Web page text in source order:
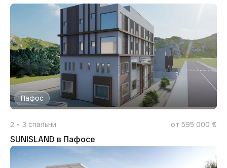
Пафос
2 3 спальни от 595 000 €
SUNISLAND в Пафосе